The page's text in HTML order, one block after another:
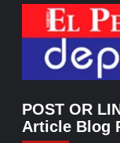
POST OR
Article Blog